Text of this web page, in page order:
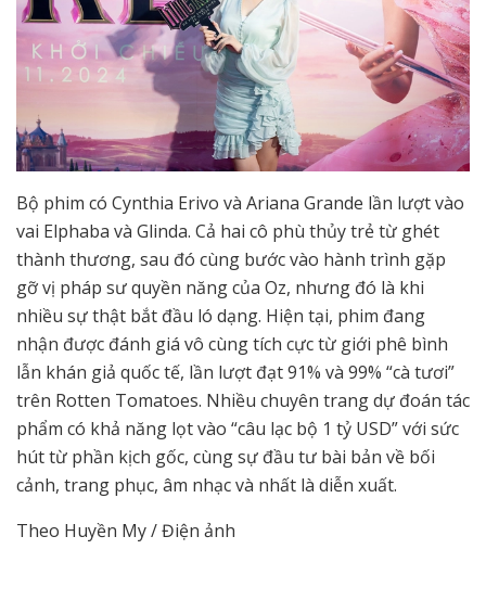
Bộ phim có Cynthia Erivo và Ariana Grande lần lượt vào
vai Elphaba và Glinda. Cả hai cô phù thủy trẻ từ ghét
thành thương, sau đó cùng bước vào hành trình gặp
gỡ vị pháp sư quyền năng của Oz, nhưng đó là khi
nhiều sự thật bắt đầu ló dạng. Hiện tại, phim đang
nhận được đánh giá vô cùng tích cực từ giới phê bình
lẫn khán giả quốc tế, lần lượt đạt 91% và 99% “cà tươi”
trên Rotten Tomatoes. Nhiều chuyên trang dự đoán tác
phẩm có khả năng lọt vào “câu lạc bộ 1 tỷ USD” với sức
hút từ phần kịch gốc, cùng sự đầu tư bài bản về bối
cảnh, trang phục, âm nhạc và nhất là diễn xuất.
Theo Huyền My / Điện ảnh